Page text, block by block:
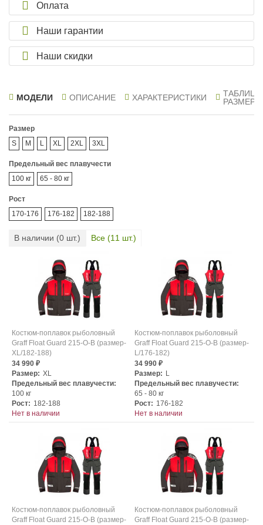
Оплата
Наши гарантии
Наши скидки
МОДЕЛИ ОПИСАНИЕ ХАРАКТЕРИСТИКИ
ТАБЛИЦА
Размер
S
M L XL 2XL 3XL
Предельный вес плавучести
100 кг
65 - 80 кг
Рост
170-176
176-182 182-188
В наличии (0 шт.) Все (11 шт.)
Костюм-поплавок рыболовный
Graff Float Guard 215-O-B (размер-
XL/182-188)
34 990 ₽
Размер: XL
Предельный вес плавучести:
100 кг
Рост: 182-188
Нет в наличии
Костюм-поплавок рыболовный
Graff Float Guard 215-O-B (размер-
L/176-182)
34 990 ₽
Размер: L
Предельный вес плавучести:
65 - 80 кг
Рост: 176-182
Нет в наличии
Костюм-поплавок рыболовный
Graff Float Guard 215-O-B (размер-
Костюм-поплавок рыболовный
Graff Float Guard 215-O-B (размер-